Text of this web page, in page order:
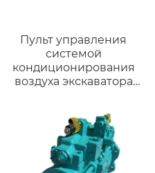
Пульт управления
системой
кондиционирования
воздуха экскаватора
SY 138-8 SY215-8